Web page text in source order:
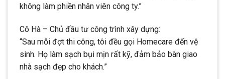
không làm phiền nhân viên công ty.”
Cô Hà – Chủ đầu tư công trình xây dựng:
“Sau mỗi đợt thi công, tôi đều gọi Homecare đến vệ
sinh. Họ làm sạch bụi mịn rất kỹ, đảm bảo bàn giao
nhà sạch đẹp cho khách.”